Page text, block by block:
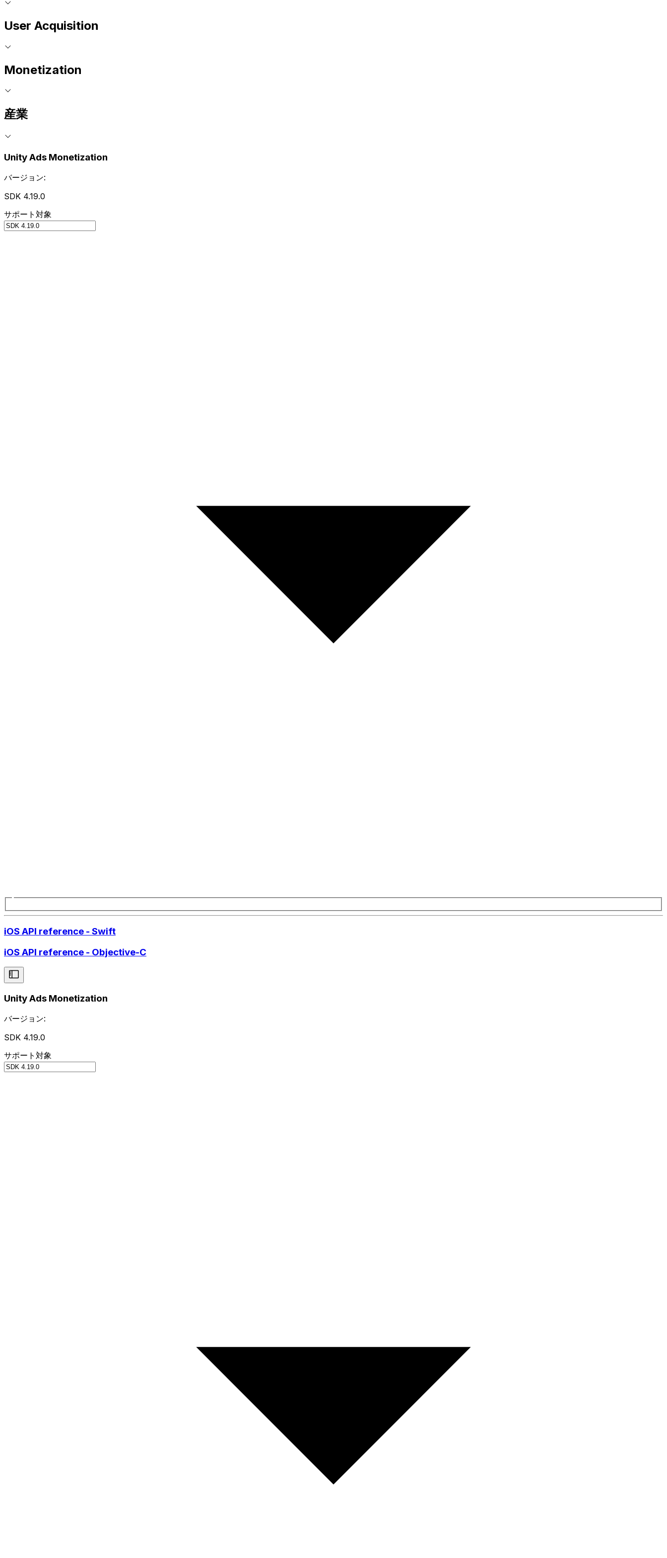
User Acquisition
Monetization
産業
Unity Ads Monetization
バージョン:
SDK 4.19.0
サポート対象
iOS API reference - Swift
iOS API reference - Objective-C
Unity Ads Monetization
バージョン:
SDK 4.19.0
サポート対象